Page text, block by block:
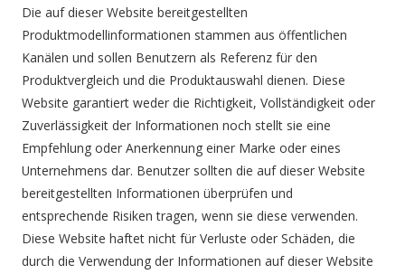
Die auf dieser Website bereitgestellten
Produktmodellinformationen stammen aus öffentlichen
Kanälen und sollen Benutzern als Referenz für den
Produktvergleich und die Produktauswahl dienen. Diese
Website garantiert weder die Richtigkeit, Vollständigkeit oder
Zuverlässigkeit der Informationen noch stellt sie eine
Empfehlung oder Anerkennung einer Marke oder eines
Unternehmens dar. Benutzer sollten die auf dieser Website
bereitgestellten Informationen überprüfen und
entsprechende Risiken tragen, wenn sie diese verwenden.
Diese Website haftet nicht für Verluste oder Schäden, die
durch die Verwendung der Informationen auf dieser Website